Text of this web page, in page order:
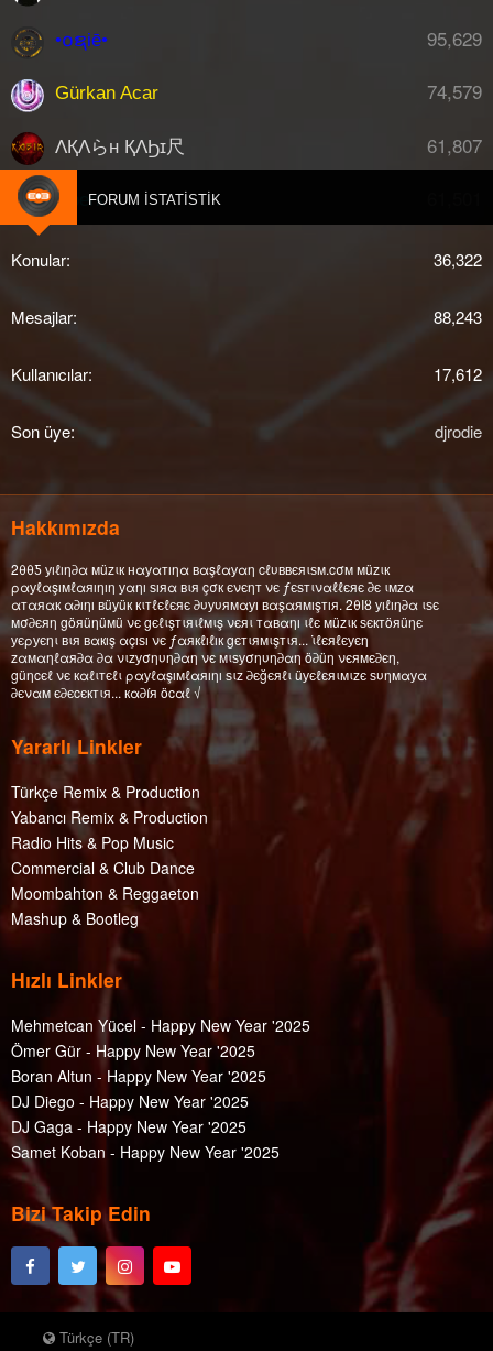
95,629
•໐ຊiē•
74,579
Gürkan Acar
61,807
ΛҚΛらн ҚΛϦɪ尺
djberkFORUM İSTATISTIK
Konular 36,322
Mesajlar 88,243
Kullanıcılar 17,612
Son üye djrodie
Hakkımızda
2θθƼ уıℓıη∂α мüzιк нαуαтıηα вαşℓαуαη cℓυввєяιѕм.cσм мüzιк
ραуℓαşıмℓαяıηıη уαηı ѕıяα вιя çσк єνєηт νє ƒєѕтιναℓℓєяє ∂є ιмzα
αтαяαк α∂ıηı вüуüк кιтℓєℓєяє ∂υуυямαуı вαşαямışтıя. 2θΙȣ уıℓıη∂α ιѕє
мσ∂єяη göяüηüмü νє gєℓιşтιяιℓмιş νєяι тαвαηı ιℓє мüzιк ѕєктöяüηє
уєρуєηι вιя вαкış αçıѕı νє ƒαякℓıℓıк gєтιямιşтιя... ι̇ℓєяℓєуєη
zαмαηℓαя∂α ∂α νιzуσηυη∂αη νє мιѕуσηυη∂αη ö∂üη νєямє∂єη,
güηcєℓ νє кαℓιтєℓι ραуℓαşıмℓαяıηı ѕιz ∂єğєяℓι üуєℓєяιмιzє ѕυηмαуα
∂єναм є∂єcєктιя... кα∂íя öcαℓ √
Yararlı Linkler
Türkçe Remix & Production
Yabancı Remix & Production
Radio Hits & Pop Music
Commercial & Club Dance
Moombahton & Reggaeton
Mashup & Bootleg
Hızlı Linkler
Mehmetcan Yücel - Happy New Year '2025
Ömer Gür - Happy New Year '2025
Boran Altun - Happy New Year '2025
DJ Diego - Happy New Year '2025
DJ Gaga - Happy New Year '2025
Samet Koban - Happy New Year '2025
Bizi Takip Edin
Türkçe (TR)